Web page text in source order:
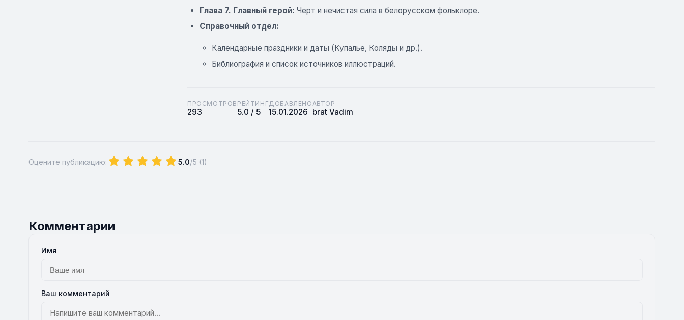
Глава 7. Главный герой: Черт и нечистая сила в белорусском фольклоре.
Справочный отдел:
Календарные праздники и даты (Купалье, Коляды и др.).
Библиография и список источников иллюстраций.
ПРОСМОТРОВ
293
РЕЙТИНГ
5.0 / 5
ДОБАВЛЕНО
15.01.2026
АВТОР
brat Vadim
Оцените публикацию: 5.0/5 (1)
Комментарии
Имя
Ваш комментарий